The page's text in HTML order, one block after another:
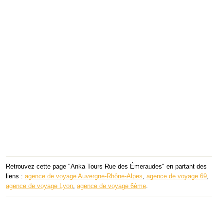
Retrouvez cette page "Anka Tours Rue des Émeraudes" en partant des
liens : agence de voyage Auvergne-Rhône-Alpes agence de voyage 69
agence de voyage Lyon agence de voyage 6ème